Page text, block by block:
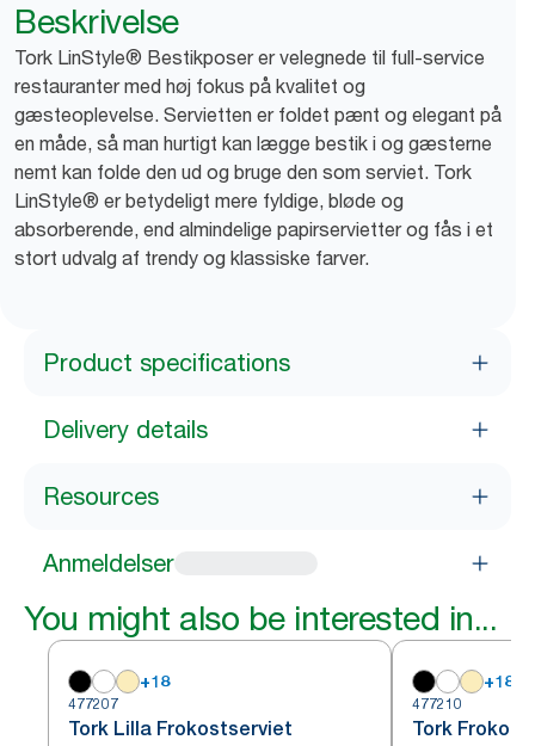
Beskrivelse
Tork LinStyle® Bestikposer er velegnede til full-service
restauranter med høj fokus på kvalitet og
gæsteoplevelse. Servietten er foldet pænt og elegant på
en måde, så man hurtigt kan lægge bestik i og gæsterne
nemt kan folde den ud og bruge den som serviet. Tork
LinStyle® er betydeligt mere fyldige, bløde og
absorberende, end almindelige papirservietter og fås i et
stort udvalg af trendy og klassiske farver.
Product specifications
Delivery details
Resources
Anmeldelser
You might also be interested in...
+18
477207
Tork Lilla Frokostserviet
+18
477210
Tork